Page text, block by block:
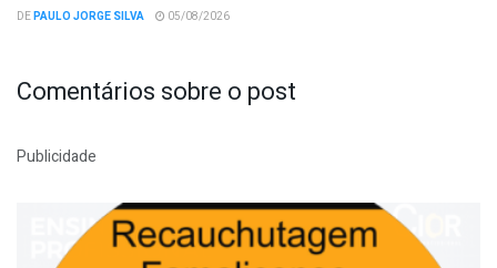
DEPAULO JORGE SILVA 05/08/2026
Comentários sobre o post
Publicidade